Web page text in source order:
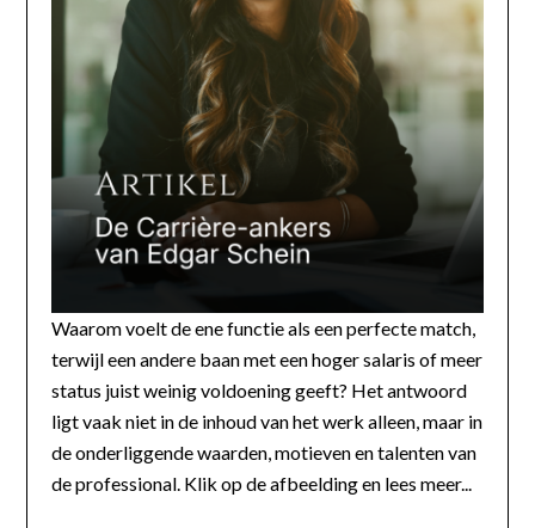
Waarom voelt de ene functie als een perfecte match,
terwijl een andere baan met een hoger salaris of meer
status juist weinig voldoening geeft? Het antwoord
ligt vaak niet in de inhoud van het werk alleen, maar in
de onderliggende waarden, motieven en talenten van
de professional. Klik op de afbeelding en lees meer...